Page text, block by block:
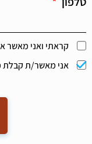
קראתי ואני מאשר
אני מאשר/ת קבלת